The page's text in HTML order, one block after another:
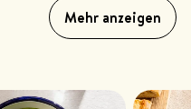
Mehr anzeigen